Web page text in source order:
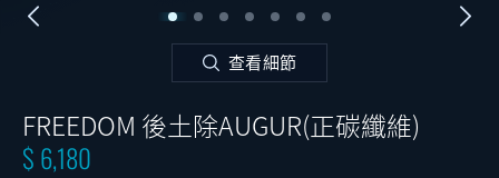
查看細節
FREEDOM 後土除AUGUR(正碳纖維)
$ 6,180